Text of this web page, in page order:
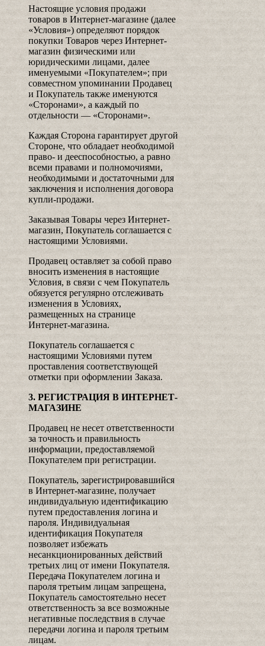
Настоящие условия продажи
товаров в Интернет-магазине (далее
«Условия») определяют порядок
покупки Товаров через Интернет-
магазин физическими или
юридическими лицами, далее
именуемыми «Покупателем»; при
совместном упоминании Продавец
и Покупатель также именуются
«Сторонами», а каждый по
отдельности — «Сторонами».
Каждая Сторона гарантирует другой
Стороне, что обладает необходимой
право- и дееспособностью, а равно
всеми правами и полномочиями,
необходимыми и достаточными для
заключения и исполнения договора
купли-продажи.
Заказывая Товары через Интернет-
магазин, Покупатель соглашается с
настоящими Условиями.
Продавец оставляет за собой право
вносить изменения в настоящие
Условия, в связи с чем Покупатель
обязуется регулярно отслеживать
изменения в Условиях,
размещенных на странице
Интернет-магазина.
Покупатель соглашается с
настоящими Условиями путем
проставления соответствующей
отметки при оформлении Заказа.
3. РЕГИСТРАЦИЯ В ИНТЕРНЕТ-
МАГАЗИНЕ
Продавец не несет ответственности
за точность и правильность
информации, предоставляемой
Покупателем при регистрации.
Покупатель, зарегистрировавшийся
в Интернет-магазине, получает
индивидуальную идентификацию
путем предоставления логина и
пароля. Индивидуальная
идентификация Покупателя
позволяет избежать
несанкционированных действий
третьих лиц от имени Покупателя.
Передача Покупателем логина и
пароля третьим лицам запрещена,
Покупатель самостоятельно несет
ответственность за все возможные
негативные последствия в случае
передачи логина и пароля третьим
лицам.